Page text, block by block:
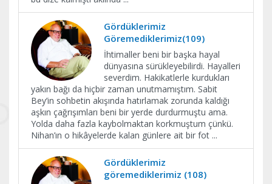
Gördüklerimiz
Göremediklerimiz(109)
İhtimaller beni bir başka hayal
dünyasına sürükleyebilirdi. Hayalleri
severdim. Hakikatlerle kurdukları
yakın bağı da hiçbir zaman unutmamıştım. Sabit
Bey’in sohbetin akışında hatırlamak zorunda kaldığı
aşkın çağrışımları beni bir yerde durdurmuştu ama.
Yolda daha fazla kaybolmaktan korkmuştum çünkü.
Nihan’ın o hikâyelerde kalan günlere ait bir fot ...
Gördüklerimiz
göremediklerimiz (108)